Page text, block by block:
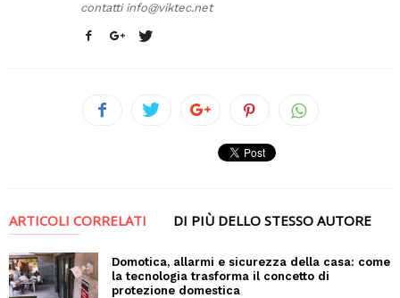
contatti info@viktec.net
ARTICOLI CORRELATI DI PIÙ DELLO STESSO AUTORE
Domotica, allarmi e sicurezza della casa: come
la tecnologia trasforma il concetto di
protezione domestica